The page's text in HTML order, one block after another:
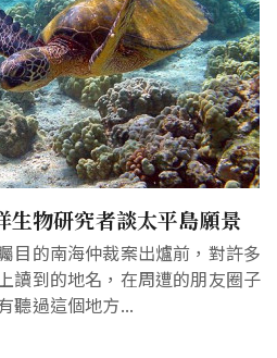
生物研究者談太平島願景
目的南海仲裁案出爐前，對許多
讀到的地名，在周遭的朋友圈子
聽過這個地方...